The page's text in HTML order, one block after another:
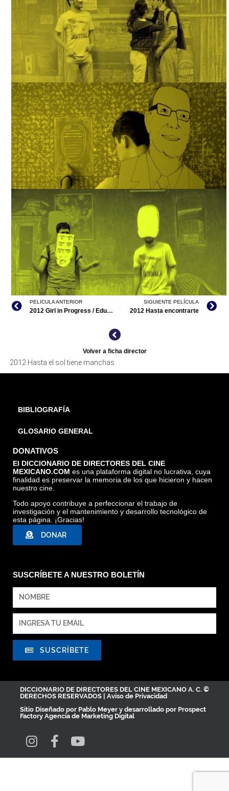
HASTA EL SOL TIENE MANCHAS, TOMADAS DE INTERNET
HASTA EL SOL TIENE MANCHAS, TOMADAS DE INTERNET
PELICULA ANTERIOR
2012 Girl in Progress / Educando a mamá (filmografía en Estados Unidos)
SIGUIENTE PELÍCULA
2012 Hasta encontrarte
Volver a ficha director
2012 Hasta el sol tiene manchas
BIBLIOGRAFÍA
GLOSARIO GENERAL
DONATIVOS
El DICCIONARIO DE DIRECTORES DEL CINE
MEXICANO.COM es una plataforma digital no lucrativa, cuya
finalidad es preservar la memoria de los que hicieron y hacen
nuestro cine.
Todo apoyo contribuye a perfeccionar el trabajo de
investigación y el mantenimiento y desarrollo tecnológico de
esta página. ¡Gracias!
DONAR
SUSCRÍBETE A NUESTRO BOLETÍN
SUSCRÍBETE
DICCIONARIO DE DIRECTORES DEL CINE MEXICANO A. C. ©
DERECHOS RESERVADOS | Aviso de Privacidad
Sitio Diseñado por Pablo Meyer y desarrollado por Prospect
Factory Agencia de Marketing Digital